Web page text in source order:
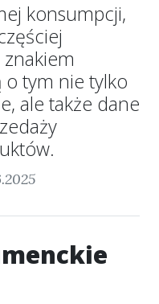
konsumpcji,
o tym nie tylko
ale także dane